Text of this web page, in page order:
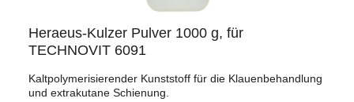
Heraeus-Kulzer Pulver 1000 g, für
TECHNOVIT 6091
Kaltpolymerisierender Kunststoff für die Klauenbehandlung
und extrakutane Schienung.